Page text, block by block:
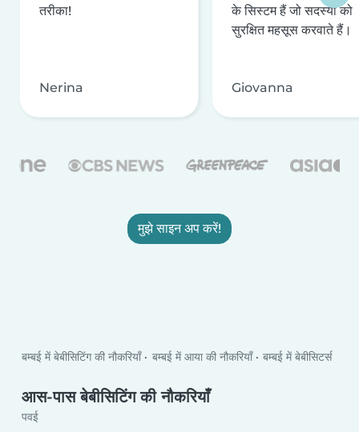
तरीका!
Nerina
के सिस्टम हैं जो सदस्यों को
सुरक्षित महसूस करवाते हैं।
Giovanna
मुझे साइन अप करें!
बम्बई में बेबीसिटिंग की नौकरियाँ बम्बई में आया की नौकरियाँ बम्बई में बेबीसिटर्स
आस-पास बेबीसिटिंग की नौकरियाँ
पवई